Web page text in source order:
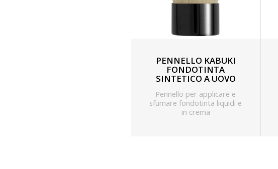
PENNELLO KABUKI
FONDOTINTA
SINTETICO A UOVO
Pennello per applicare e
sfumare fondotinta liquidi e
in crema